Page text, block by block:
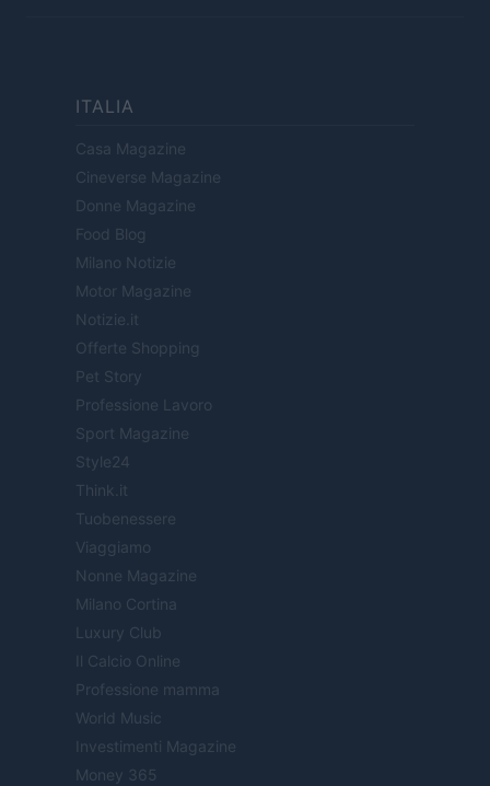
ITALIA
Casa Magazine
Cineverse Magazine
Donne Magazine
Food Blog
Milano Notizie
Motor Magazine
Notizie.it
Offerte Shopping
Pet Story
Professione Lavoro
Sport Magazine
Style24
Think.it
Tuobenessere
Viaggiamo
Nonne Magazine
Milano Cortina
Luxury Club
Il Calcio Online
Professione mamma
World Music
Investimenti Magazine
Money 365